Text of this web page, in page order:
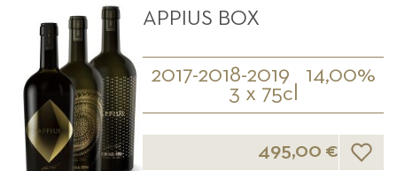
APPIUS BOX
2017-2018-2019
14,00%
3 x 75cl
495,00 € Lista